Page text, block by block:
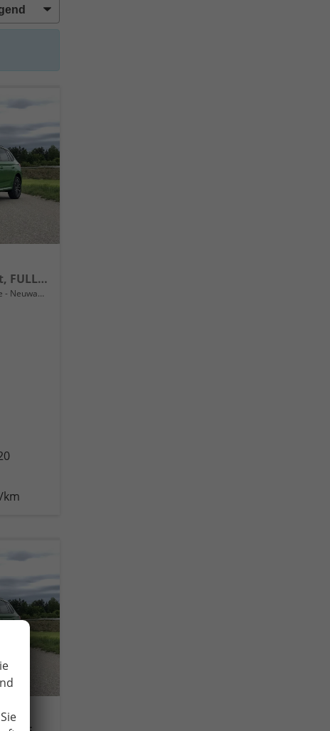
Extra Front + Lane Assist, FULL LED vorn, virtuelles Cockpit, manuelle Klima, Parksensoren hinten, ISOFIX, el. Fensterheber vorn uvm.
Neuwagen
km